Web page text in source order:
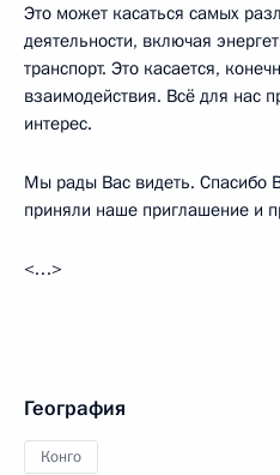
Это может касаться самых
деятельности, включая
транспорт. Это касается,
взаимодействия. Всё для нас
интерес.
Мы рады Вас видеть. Спасибо
приняли наше приглашение и
<…>
География
Конго